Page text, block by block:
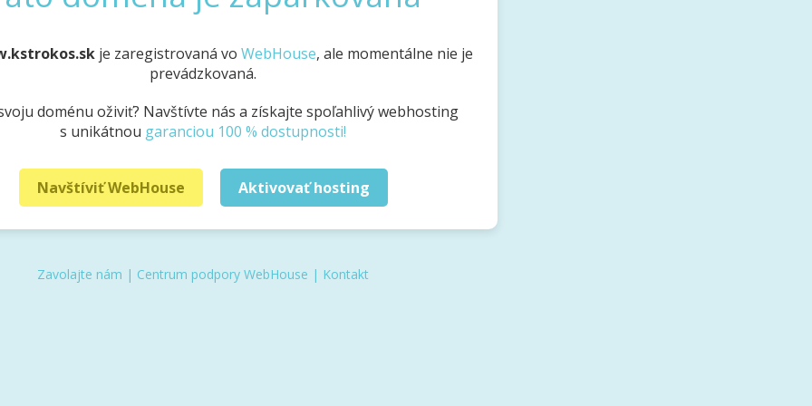
je zaregistrovaná vo WebHouse, ale momentálne nie je
prevádzkovaná.
doménu oživiť? Navštívte nás a získajte spoľahlivý webhosting
s unikátnou garanciou 100 % dostupnosti!
Navštíviť WebHouse Aktivovať hosting
Zavolajte nám | Centrum podpory WebHouse | Kontakt